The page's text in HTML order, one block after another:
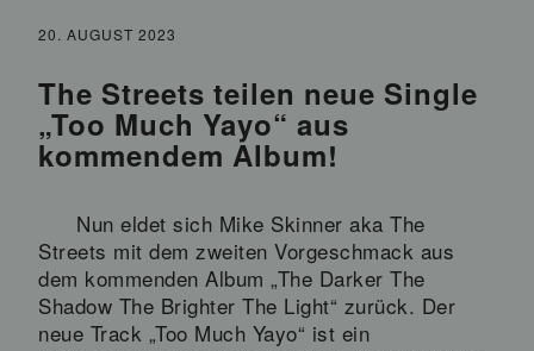
20. AUGUST 2023
The Streets teilen neue Single
„Too Much Yayo“ aus
kommendem Album!
Nun eldet sich Mike Skinner aka The
Streets mit dem zweiten Vorgeschmack aus
dem kommenden Album „The Darker The
Shadow The Brighter The Light“ zurück. Der
neue Track „Too Much Yayo“ ist ein